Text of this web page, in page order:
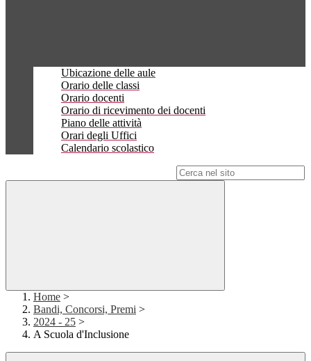
Ubicazione delle aule
Orario delle classi
Orario docenti
Orario di ricevimento dei docenti
Piano delle attività
Orari degli Uffici
Calendario scolastico
Home >
Bandi, Concorsi, Premi >
2024 - 25 >
A Scuola d'Inclusione